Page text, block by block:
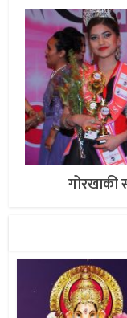
गोरखाकी